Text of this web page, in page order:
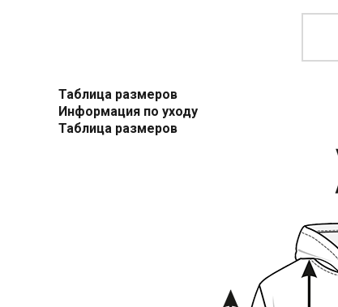
Таблица размеров
Информация по уходу
Таблица размеров